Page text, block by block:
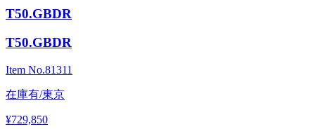
T50.GBDR
T50.GBDR
Item No.81311
在庫有/東京
¥729,850